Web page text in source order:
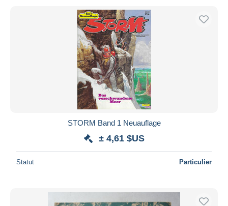
STORM Band 1 Neuauflage
± 4,61 $US
Statut Particulier